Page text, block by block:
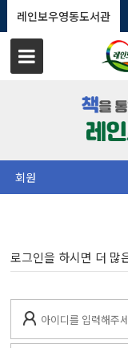
레인보우영동도서관
회원
로그인을 하시면 더 많